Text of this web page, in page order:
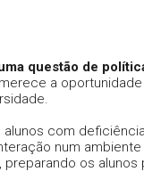
questão de
a
com
num ambiente
os alunos